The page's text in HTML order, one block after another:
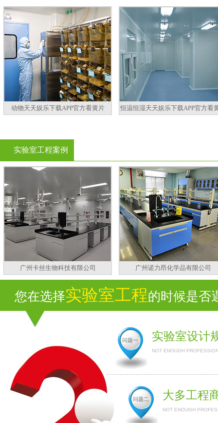
动物天天娱乐下载APP官方看黄片 恒温恒湿天天娱乐下载APP官方看
实验室工程案例
广州卡丝生物科技有限公司 广州诺力昂化学品有限公司
您在选择实验室工程的时候是否
问题一 实验室设计
NOT ENOUGH
问题二 大多工程
NOT ENOUGH